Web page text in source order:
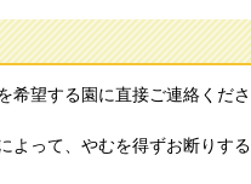
希望する園に直接ご連絡くださ
よって、やむを得ずお断りする